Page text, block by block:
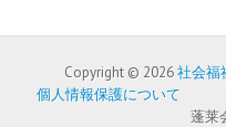
Copyright © 2026社会福
個人情報保護について
蓬莱